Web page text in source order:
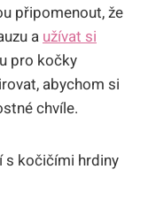
připomenout, že
a užívat si
pro kočky
abychom si
chvíle.